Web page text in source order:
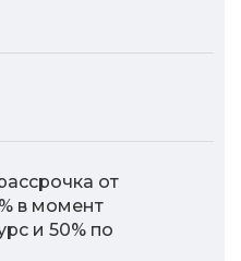
от
в момент
и 50% по